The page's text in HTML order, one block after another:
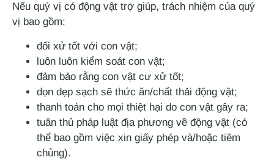
Nếu quý vị có động vật trợ giúp, trách nhiệm của quý
vị bao gồm:
đối xử tốt với con vật;
luôn luôn kiểm soát con vật;
đảm bảo rằng con vật cư xử tốt;
dọn dẹp sạch sẽ thức ăn/chất thải động vật;
thanh toán cho mọi thiệt hại do con vật gây ra;
tuân thủ pháp luật địa phương về động vật (có
thể bao gồm việc xin giấy phép và/hoặc tiêm
chủng).